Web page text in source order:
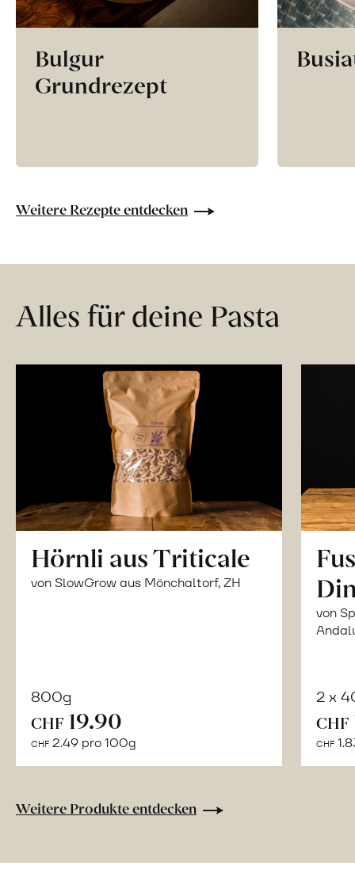
Bulgur
Grundrezept
Weitere Rezepte entdecken
Alles für deine Pasta
Hörnli aus Triticale
von SlowGrow aus Mönchaltorf, ZH
800g
CHF 19.90
CHF 2.49 pro 100g
von
2 x
CHF
CHF
Weitere Produkte entdecken